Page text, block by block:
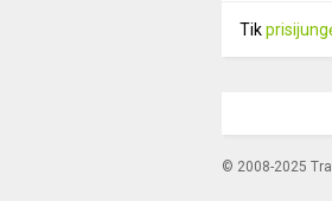
Tik
© 2008-2025